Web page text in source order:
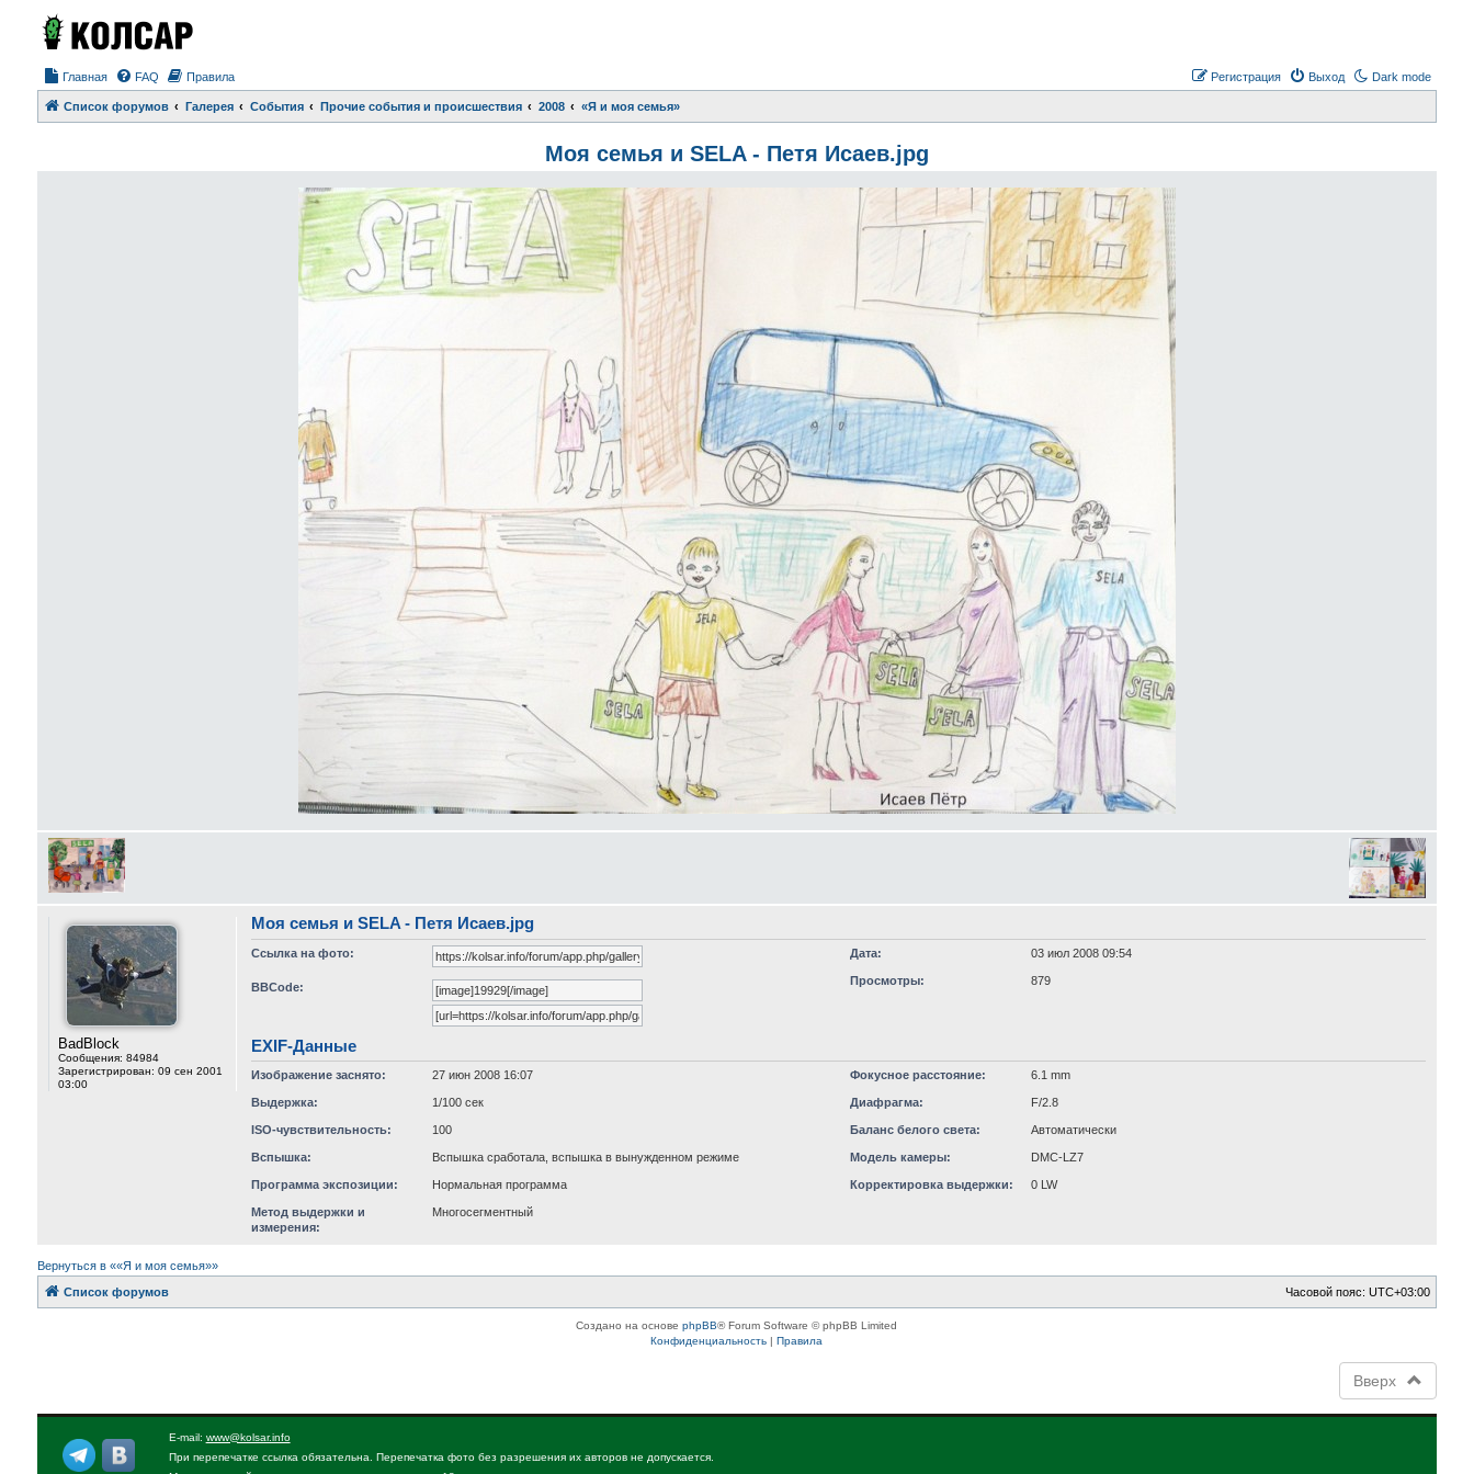
Главная Dark mode
FAQ Правила Выход
Регистрация
Список форумов Галерея События Прочие события и происшествия 2008 «Я и моя семья»
Моя семья и SELA - Петя Исаев.jpg
BadBlock
Сообщения: 84984
Зарегистрирован: 09 сен 2001
03:00
Моя семья и SELA - Петя Исаев.jpg
Дата: 03 июл 2008 09:54
Ссылка на фото:
Просмотры: 879
BBCode:
EXIF-Данные
Изображение заснято: 27 июн 2008 16:07 Фокусное расстояние: 6.1 mm
Выдержка: 1/100 сек Диафрагма: F/2.8
ISO-чувствительность: 100 Баланс белого света: Автоматически
Вспышка: Вспышка сработала, вспышка в вынужденном режиме Модель камеры: DMC-LZ7
Программа экспозиции: Нормальная программа Корректировка выдержки: 0 LW
Метод выдержки и
измерения:
Многосегментный
Вернуться в ««Я и моя семья»»
Список форумов
Часовой пояс:UTC+03:00
Создано на основеphpBB® Forum Software © phpBB Limited
Конфиденциальность |Правила
Вверх
E-mail: www@kolsar.info
При перепечатке ссылка обязательна. Перепечатка фото без разрешения их авторов не допускается.